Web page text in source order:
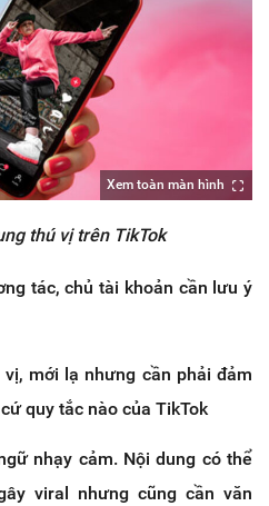
Xem toàn màn hình
thú vị trên TikTok
tác, chủ tài khoản cần lưu ý
mới lạ nhưng cần phải đảm
quy tắc nào của TikTok
nhạy cảm. Nội dung có thể
viral nhưng cũng cần văn